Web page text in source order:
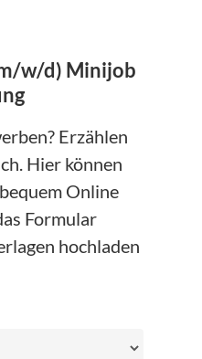
w/d) Minijob
Erzählen
Hier können
Online
Formular
hochladen